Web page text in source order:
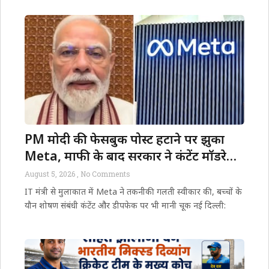
PM मोदी की फेसबुक पोस्ट हटाने पर झुका
Meta, माफी के बाद सरकार ने कंटेंट मॉडरेशन
और एल्गोरिदम पर कड़े सवाल उठाए!
August 5, 2026 No Comments
IT मंत्री से मुलाकात में Meta ने तकनीकी गलती स्वीकार की, बच्चों के
यौन शोषण संबंधी कंटेंट और डीपफेक पर भी मानी चूक नई दिल्ली: